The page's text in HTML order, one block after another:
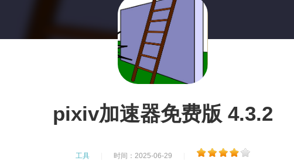
pixiv加速器免费版 4.3.2
工具 时间：2025-06-29